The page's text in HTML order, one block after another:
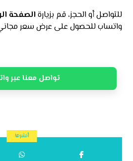
للتواصل أو الحجز، قم بزيارة الصفحة
واتساب للحصول على عرض سعر
تواصل معنا عبر